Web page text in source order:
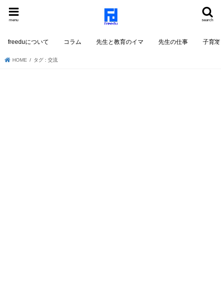
search
menu
freeduについて コラム 先生と教育のイマ 先生の仕事 子育て
HOME タグ : 交流